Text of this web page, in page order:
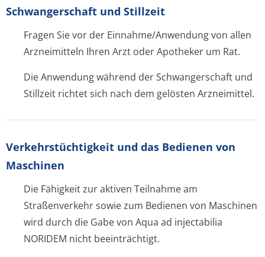
Schwangerschaft und Stillzeit
Fragen Sie vor der Einnahme/Anwendung von allen
Arzneimitteln Ihren Arzt oder Apotheker um Rat.
Die Anwendung während der Schwangerschaft und
Stillzeit richtet sich nach dem gelösten Arzneimittel.
Verkehrstüchtig­keit und das Bedienen von
Maschinen
Die Fähigkeit zur aktiven Teilnahme am
Straßenverkehr sowie zum Bedienen von Maschinen
wird durch die Gabe von Aqua ad injectabilia
NORIDEM nicht beeinträchtigt.